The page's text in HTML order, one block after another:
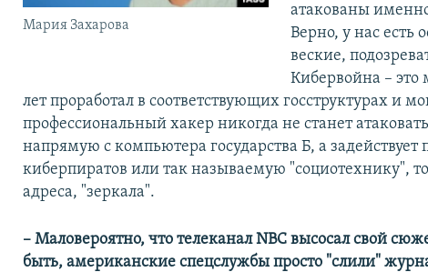
Мария Захарова
атакованы
Верно, у нас есть
веские,
Кибервойна – это
лет проработал в соответствующих госструктурах и
профессиональный хакер никогда не станет
напрямую с компьютера государства Б, а
киберпиратов или так называемую "социотехнику",
адреса, "зеркала".
– Маловероятно, что телеканал NBC высосал свой
быть, американские спецслужбы просто "слили"